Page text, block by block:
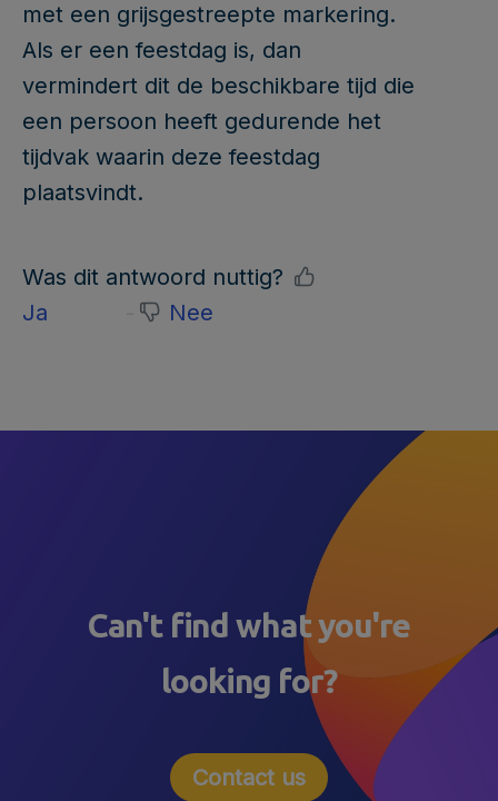
met een grijsgestreepte markering.
Als er een feestdag is, dan
vermindert dit de beschikbare tijd die
een persoon heeft gedurende het
tijdvak waarin deze feestdag
plaatsvindt.
Was dit antwoord nuttig?
Ja
Nee
Can't find what you're
looking for?
Contact us